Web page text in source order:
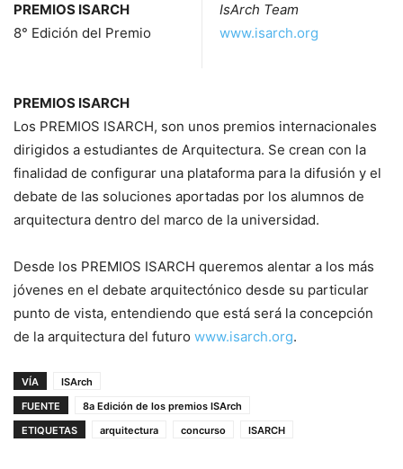
PREMIOS ISARCH
8° Edición del Premio
IsArch Team
www.isarch.org
PREMIOS ISARCH
Los PREMIOS ISARCH, son unos premios internacionales
dirigidos a estudiantes de Arquitectura. Se crean con la
finalidad de configurar una plataforma para la difusión y el
debate de las soluciones aportadas por los alumnos de
arquitectura dentro del marco de la universidad.
Desde los PREMIOS ISARCH queremos alentar a los más
jóvenes en el debate arquitectónico desde su particular
punto de vista, entendiendo que está será la concepción
de la arquitectura del futuro www.isarch.org.
VÍA
ISArch
FUENTE
8a Edición de los premios ISArch
ETIQUETAS
arquitectura concurso ISARCH